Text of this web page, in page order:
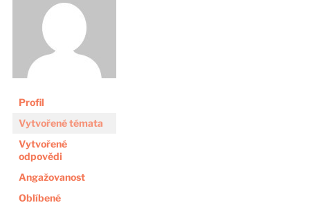
Profil
Vytvořené témata
Vytvořené
odpovědi
Angažovanost
Oblíbené